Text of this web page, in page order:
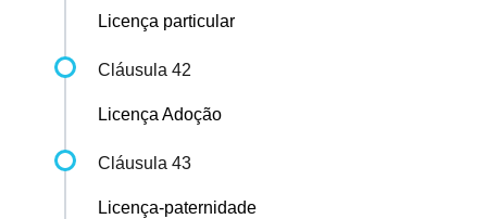
Licença particular
Cláusula 42
Licença Adoção
Cláusula 43
Licença-paternidade